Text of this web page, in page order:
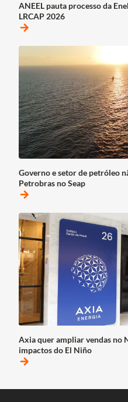
ANEEL pauta processo da
LRCAP 2026
arrow_forward
Governo e setor de petróleo
Petrobras no Seap
arrow_forward
Axia quer ampliar vendas no
impactos do El Niño
arrow_forward